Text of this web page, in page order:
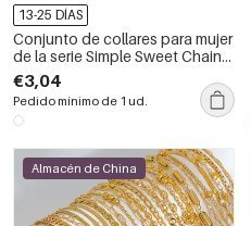
13-25 DÍAS
Conjunto de collares para mujer
de la serie Simple Sweet Chain
con forma elíptica, de aleación
y color dorado.
€3,04
Pedido mínimo de 1 ud.
Almacén de China